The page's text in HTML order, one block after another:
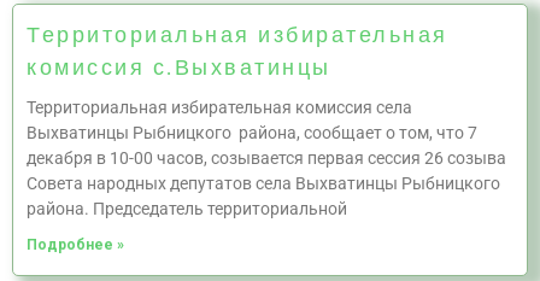
Территориальная избирательная
комиссия с.Выхватинцы
Территориальная избирательная комиссия села
Выхватинцы Рыбницкого района, сообщает о том, что 7
декабря в 10-00 часов, созывается первая сессия 26 созыва
Совета народных депутатов села Выхватинцы Рыбницкого
района. Председатель территориальной
Подробнее »